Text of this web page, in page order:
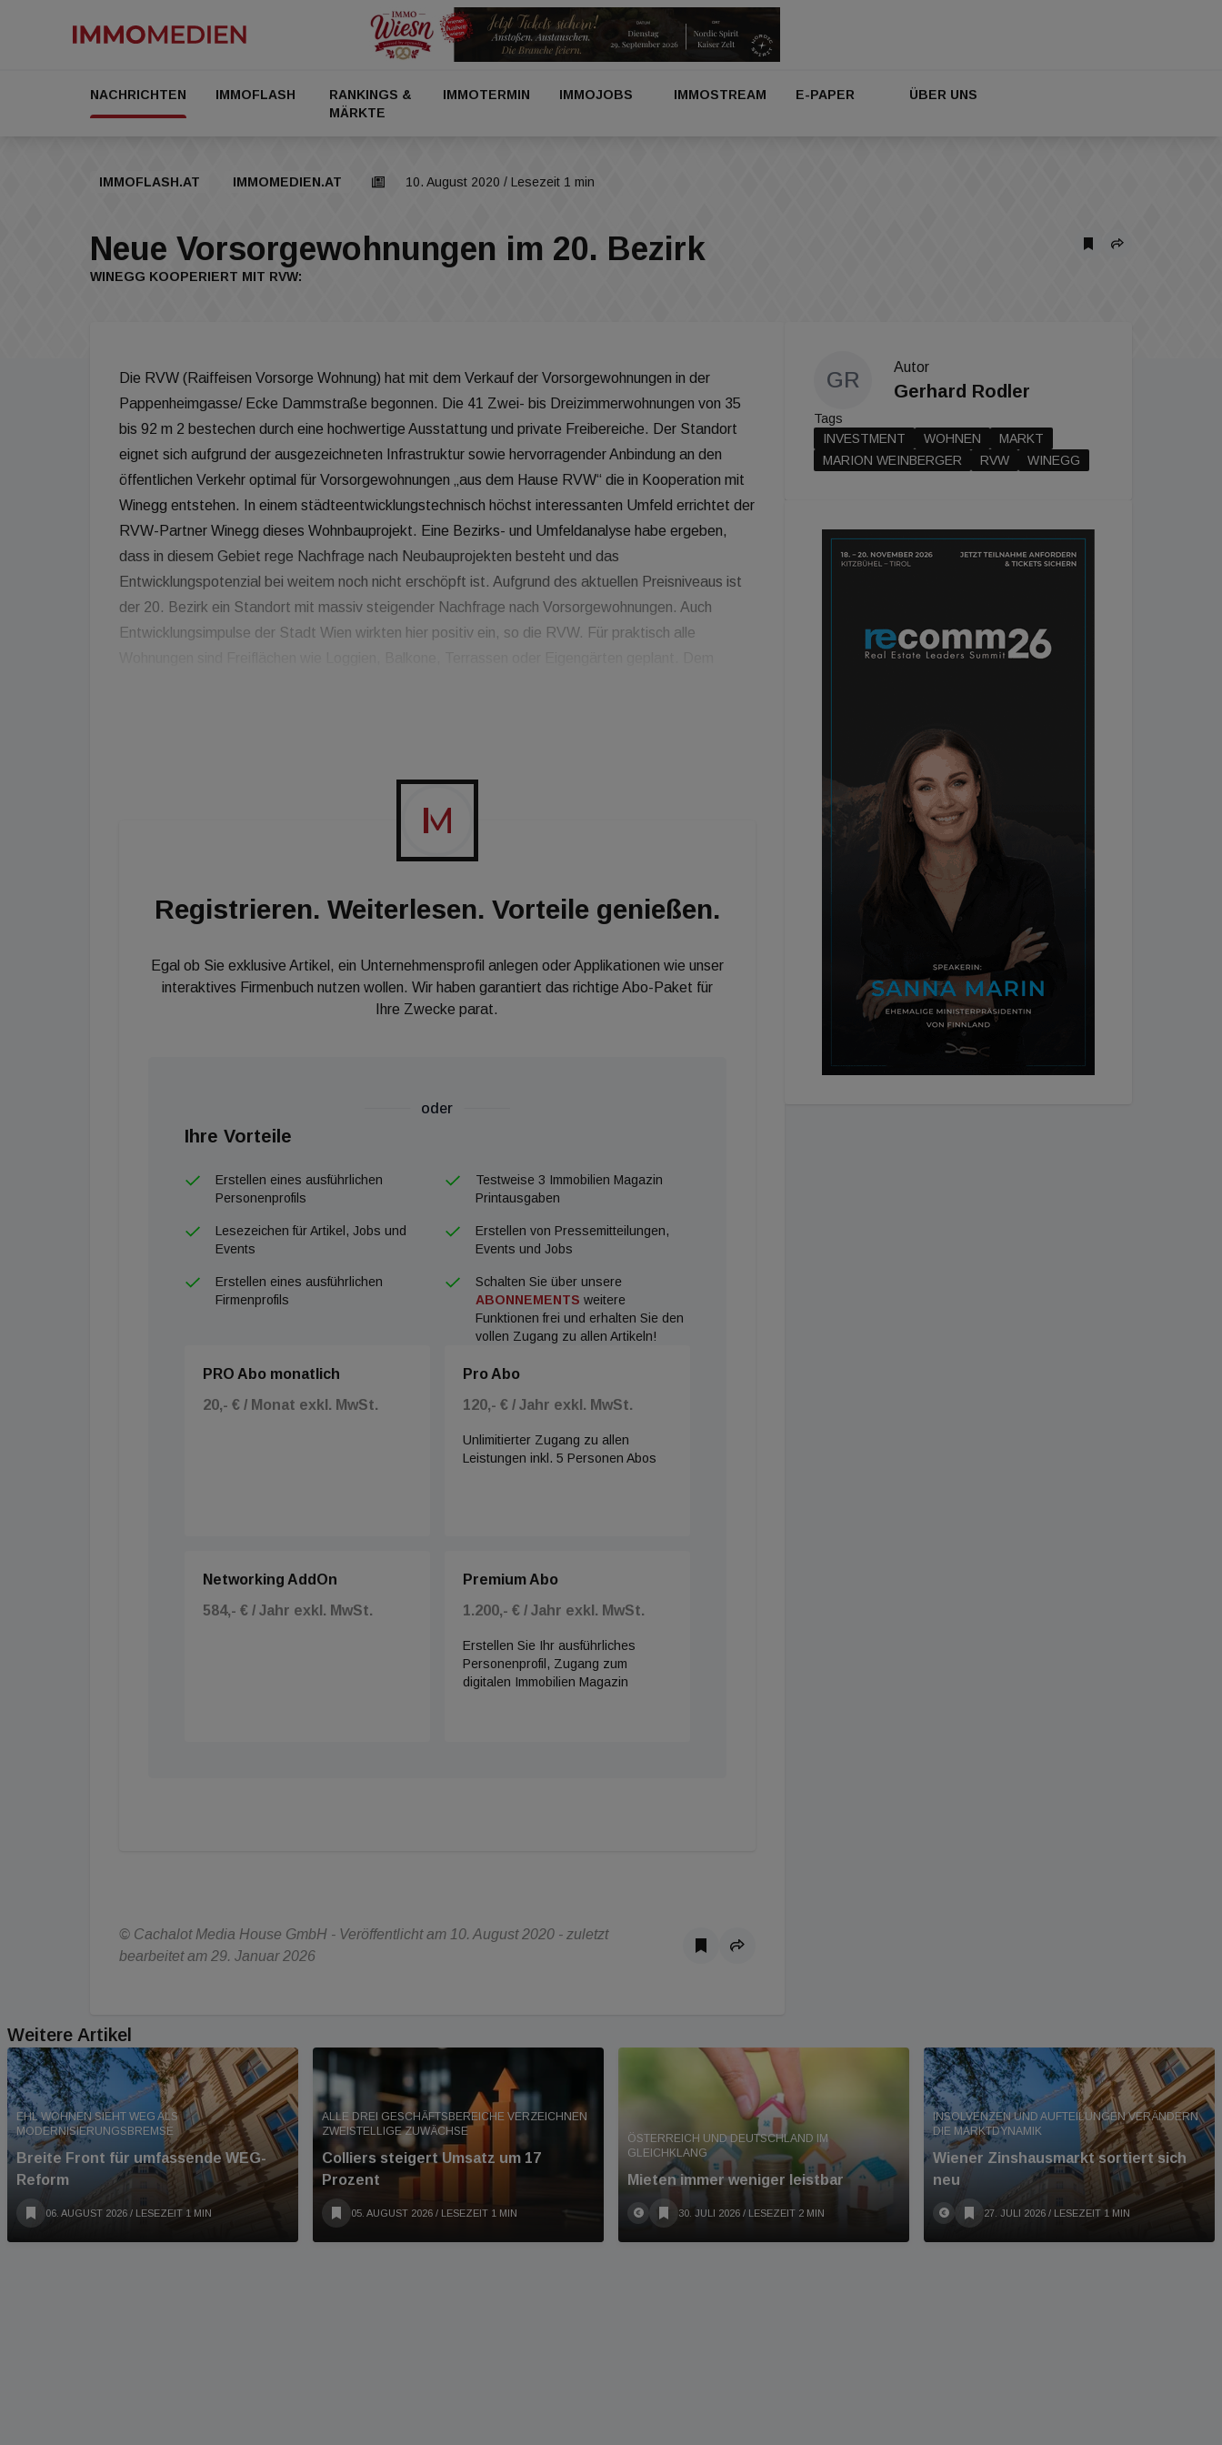
NACHRICHTEN IMMOFLASH
RANKINGS &
MÄRKTE
IMMOTERMIN IMMOJOBS IMMOSTREAM E-PAPER ÜBER UNS
IMMOFLASH.AT IMMOMEDIEN.AT 10. August 2020 / Lesezeit 1 min
Neue Vorsorgewohnungen im 20. Bezirk
WINEGG KOOPERIERT MIT RVW:
Die RVW (Raiffeisen Vorsorge Wohnung) hat mit dem Verkauf der Vorsorgewohnungen in der
Pappenheimgasse/ Ecke Dammstraße begonnen. Die 41 Zwei- bis Dreizimmerwohnungen von 35
bis 92 m 2 bestechen durch eine hochwertige Ausstattung und private Freibereiche. Der Standort
eignet sich aufgrund der ausgezeichneten Infrastruktur sowie hervorragender Anbindung an den
öffentlichen Verkehr optimal für Vorsorgewohnungen „aus dem Hause RVW“ die in Kooperation mit
Winegg entstehen. In einem städteentwicklungstechnisch höchst interessanten Umfeld errichtet der
RVW-Partner Winegg dieses Wohnbauprojekt. Eine Bezirks- und Umfeldanalyse habe ergeben,
dass in diesem Gebiet rege Nachfrage nach Neubauprojekten besteht und das
Entwicklungspotenzial bei weitem noch nicht erschöpft ist. Aufgrund des aktuellen Preisniveaus ist
der 20. Bezirk ein Standort mit massiv steigender Nachfrage nach Vorsorgewohnungen. Auch
Entwicklungsimpulse der Stadt Wien wirkten hier positiv ein, so die RVW. Für praktisch alle
für vorbildliche Vorsorgewohnungen Rechnung getragen. „Man kauft eine Wohnung, vermietet sie
und legt dadurch den Grundstein für ein gesichertes Zusatzeinkommen“, so RVW-GF Marion
Weinberger-Fritz. „Aufgrund der großen Nachfrage sollte man sich schon jetzt informieren und bei
Interesse vormerken lassen. Bisher ist bei fast allen Vorsorgeprojekten ein Ausverkauf vor
teilweise deutlich vor dem geplanten Fertigstellungstermin bezogen werden können.
Registrieren. Weiterlesen. Vorteile genießen.
Egal ob Sie exklusive Artikel, ein Unternehmensprofil anlegen oder Applikationen wie unser
interaktives Firmenbuch nutzen wollen. Wir haben garantiert das richtige Abo-Paket für
Ihre Zwecke parat.
oder
Ihre Vorteile
Erstellen eines ausführlichen
Personenprofils
Testweise 3 Immobilien Magazin
Printausgaben
Lesezeichen für Artikel, Jobs und
Events
Erstellen von Pressemitteilungen,
Events und Jobs
Erstellen eines ausführlichen
Firmenprofils
Schalten Sie über unsere
ABONNEMENTS weitere
Funktionen frei und erhalten Sie den
vollen Zugang zu allen Artikeln!
PRO Abo monatlich
20,- € / Monat exkl. MwSt.
Pro Abo
120,- € / Jahr exkl. MwSt.
Unlimitierter Zugang zu allen
Leistungen inkl. 5 Personen Abos
Networking AddOn
584,- € / Jahr exkl. MwSt.
Premium Abo
1.200,- € / Jahr exkl. MwSt.
Erstellen Sie Ihr ausführliches
Personenprofil, Zugang zum
digitalen Immobilien Magazin
© Cachalot Media House GmbH - Veröffentlicht am 10. August 2020 - zuletzt
bearbeitet am 29. Januar 2026
GR
Autor
Gerhard Rodler
Tags
INVESTMENT
WOHNEN
MARKT
MARION WEINBERGER
RVW WINEGG
Weitere Artikel
EHL WOHNEN SIEHT WEG ALS
MODERNISIERUNGSBREMSE
Breite Front für umfassende WEG-
Reform
06. AUGUST 2026 / LESEZEIT 1 MIN
ALLE DREI GESCHÄFTSBEREICHE VERZEICHNEN
ZWEISTELLIGE ZUWÄCHSE
Colliers steigert Umsatz um 17
Prozent
05. AUGUST 2026 / LESEZEIT 1 MIN
ÖSTERREICH UND DEUTSCHLAND IM
GLEICHKLANG
Mieten immer weniger leistbar
30. JULI 2026 / LESEZEIT 2 MIN
INSOLVENZEN UND AUFTEILUNGEN VERÄNDERN
DIE MARKTDYNAMIK
Wiener Zinshausmarkt sortiert sich
neu
27. JULI 2026 / LESEZEIT 1 MIN